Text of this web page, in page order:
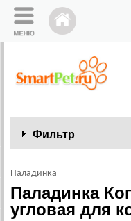
Фильтр
Паладинка
Паладинка
угловая для